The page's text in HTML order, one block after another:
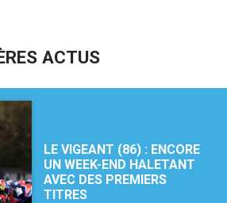
ACTUS
LE VIGEANT (86) : ENCORE
UN WEEK-END HALETANT
AVEC DES PREMIERS
TITRES